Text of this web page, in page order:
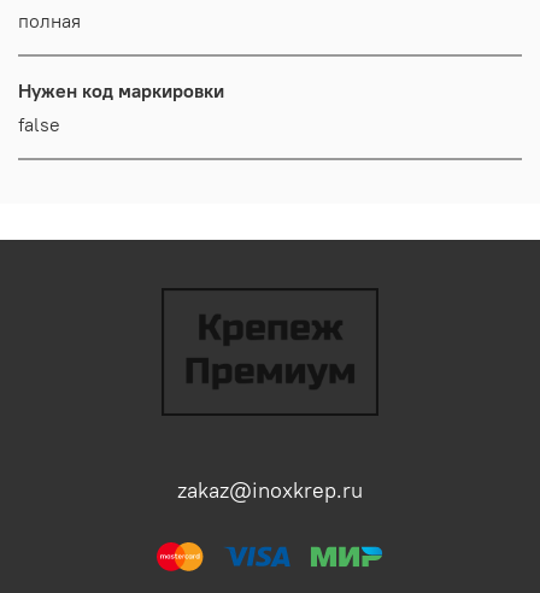
полная
Нужен код маркировки
false
zakaz@inoxkrep.ru